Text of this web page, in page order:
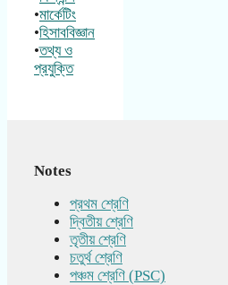
•মার্কেটিং
•হিসাববিজ্ঞান
•তথ্য ও
প্রযুক্তি
Notes
প্রথম শ্রেণি
দ্বিতীয় শ্রেণি
তৃতীয় শ্রেণি
চতুর্থ শ্রেণি
পঞ্চম শ্রেণি (PSC)